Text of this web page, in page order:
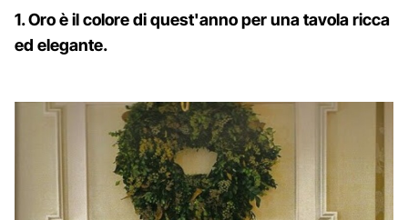
1. Oro è il colore di quest'anno per una tavola ricca
ed elegante.